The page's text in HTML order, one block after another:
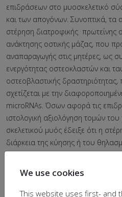
επιδράσεων στο μυοσκελετικό
και των απογόνων. Συνοπτικά, τα
στέρηση διατροφικής πρωτεΐνης
ανάκτησης οστικής μάζας, που
αναπαραγωγής στις μητέρες, ως
ενεργότητας οστεοκλαστών και
οστεοβλαστικής
σχετίζεται με την
microRNAs. Όσων αφορά τις
ιστολογική αξιολόγηση τομών
σκελετικού μυός έδειξε ότι η
διάρκεια της κύησης ή του
μέγεθος μυοϊνών, που σχετίζεται
έκφραση μιας πλειάδας
ανάλυση αξονικών
απογόνων παρουσιάζει
We use cookies
This website uses first- and